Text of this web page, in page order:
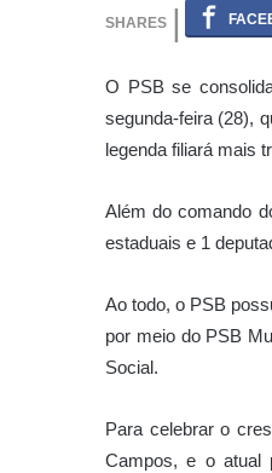
O PSB se
segunda-feira (28),
legenda filiará mais
Além do comando
estaduais e 1
Ao todo, o PSB
por meio do PSB
Social.
Para celebrar o
Campos, e o atual